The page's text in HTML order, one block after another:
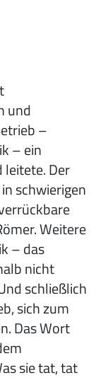
und
–
– ein
leitete. Der
schwierigen
Weitere
– das
nicht
schließlich
sich zum
Das Wort
sie tat, tat